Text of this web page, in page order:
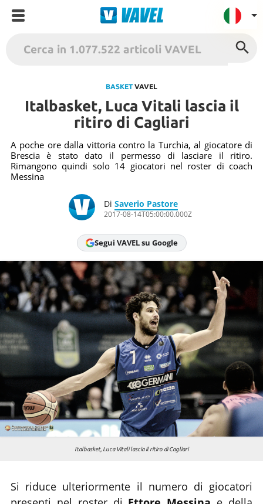
UK
México
Argentina
Chi siamo
BASKETVAVEL
Italbasket, Luca Vitali lascia il
ritiro di Cagliari
A poche ore dalla vittoria contro la Turchia, al giocatore di
Brescia è stato dato il permesso di lasciare il ritiro.
Rimangono quindi solo 14 giocatori nel roster di coach
Messina
Di Saverio Pastore
2017-08-14T05:00:00.000Z
Segui VAVEL su Google
Italbasket, Luca Vitali lascia il ritiro di Cagliari
Si riduce ulteriormente il numero di giocatori